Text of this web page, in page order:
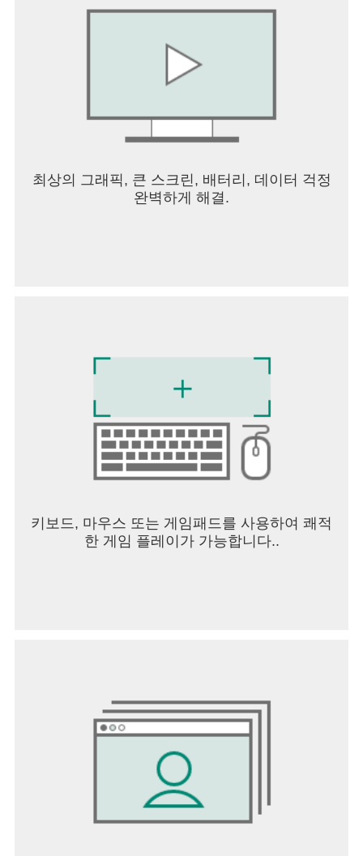
이 오래 걸릴 수 있습니다.■ 접근권한 고지 안내[필
처 기기: 블루투스 연결 상태 체크하기 위해 근접 기
기 권한이 필요합니다.- 알림: 강의 다운로드 알림을
위해 알림 권한이 필요합니다.* 선택적 접근권한은
다.* 안드로이드 OS 6.0 이상부터 필수적 접근권한
과 선택적 접근권한을 구분하여 동의할 수 있습니
바랍니다. 이후 접근권한을 다시 설정하시려면 앱을
삭제 후 재설치하셔야 합니다.우리는, 우리가 지금
만드는 모든 것들이누군가의 인생을 바꿔놓을 만한
최상의 그래픽, 큰 스크린, 배터리, 데이터 걱정
완벽하게 해결.
키보드, 마우스 또는 게임패드를 사용하여 쾌적
한 게임 플레이가 가능합니다..